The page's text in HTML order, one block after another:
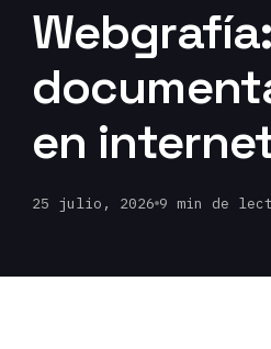
en
25 julio, 2026 9 min de